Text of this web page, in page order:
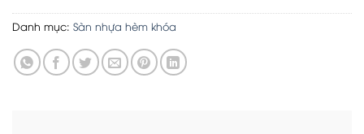
Danh mục: Sàn nhựa hèm khóa